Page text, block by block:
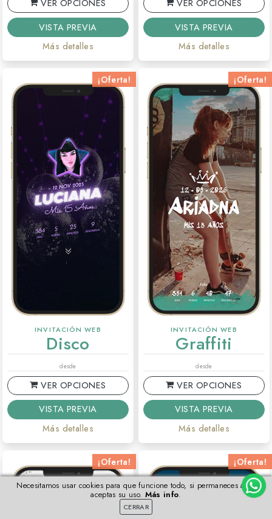
VER OPCIONES
VISTA PREVIA
Más detalles
VER OPCIONES
VISTA PREVIA
Más detalles
¡Oferta!
INVITACIÓN WEB
Disco
desde
VER OPCIONES
VISTA PREVIA
Más detalles
¡Oferta!
INVITACIÓN WEB
Graffiti
desde
VER OPCIONES
VISTA PREVIA
Más detalles
¡Oferta! ¡Oferta!
Necesitamos usar cookies para que funcione todo, si permaneces aquí
aceptas su uso. Más info.
CERRAR